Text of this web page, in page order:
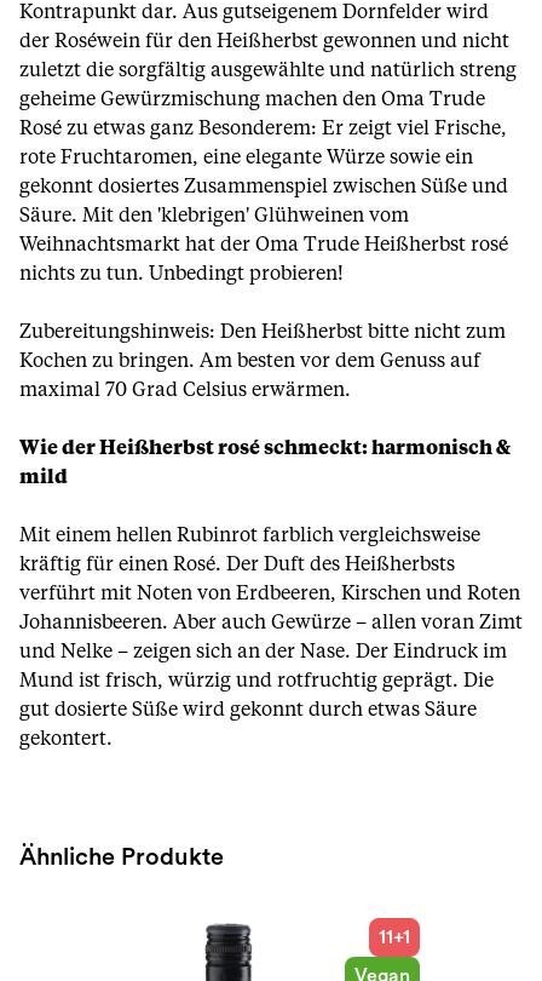
Kontrapunkt dar. Aus gutseigenem Dornfelder wird
der Roséwein für den Heißherbst gewonnen und nicht
zuletzt die sorgfältig ausgewählte und natürlich streng
geheime Gewürzmischung machen den Oma Trude
Rosé zu etwas ganz Besonderem: Er zeigt viel Frische,
rote Fruchtaromen, eine elegante Würze sowie ein
gekonnt dosiertes Zusammenspiel zwischen Süße und
Säure. Mit den 'klebrigen' Glühweinen vom
Weihnachtsmarkt hat der Oma Trude Heißherbst rosé
nichts zu tun. Unbedingt probieren!
Zubereitungshinweis: Den Heißherbst bitte nicht zum
Kochen zu bringen. Am besten vor dem Genuss auf
maximal 70 Grad Celsius erwärmen.
Wie der Heißherbst rosé schmeckt: harmonisch &
mild
Mit einem hellen Rubinrot farblich vergleichsweise
kräftig für einen Rosé. Der Duft des Heißherbsts
verführt mit Noten von Erdbeeren, Kirschen und Roten
Johannisbeeren. Aber auch Gewürze – allen voran Zimt
und Nelke – zeigen sich an der Nase. Der Eindruck im
Mund ist frisch, würzig und rotfruchtig geprägt. Die
gut dosierte Süße wird gekonnt durch etwas Säure
gekontert.
Ähnliche Produkte
11+1
Vegan